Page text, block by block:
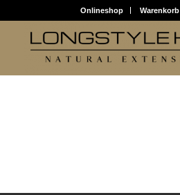
Onlineshop Warenkorb